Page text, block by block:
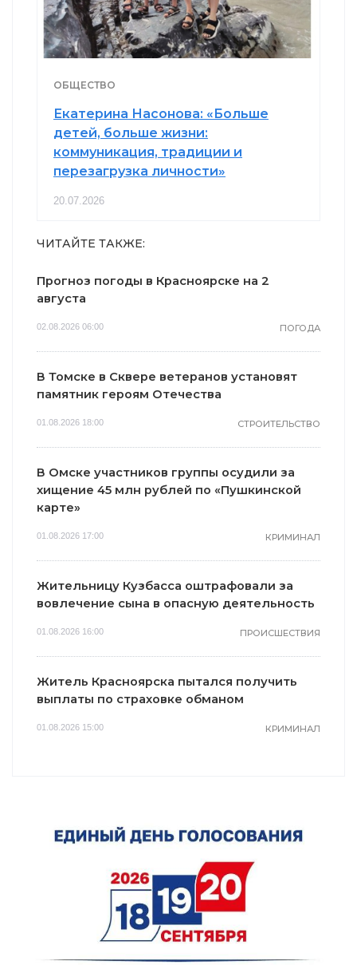
ОБЩЕСТВО
Екатерина Насонова: «Больше
детей, больше жизни:
коммуникация, традиции и
перезагрузка личности»
20.07.2026
ЧИТАЙТЕ ТАКЖЕ:
Прогноз погоды в Красноярске на 2
августа
02.08.2026 06:00 ПОГОДА
В Томске в Сквере ветеранов установят
памятник героям Отечества
01.08.2026 18:00 СТРОИТЕЛЬСТВО
В Омске участников группы осудили за
хищение 45 млн рублей по «Пушкинской
карте»
01.08.2026 17:00 КРИМИНАЛ
Жительницу Кузбасса оштрафовали за
вовлечение сына в опасную деятельность
01.08.2026 16:00 ПРОИСШЕСТВИЯ
Житель Красноярска пытался получить
выплаты по страховке обманом
01.08.2026 15:00 КРИМИНАЛ